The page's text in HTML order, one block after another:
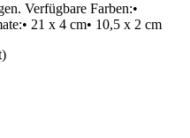
Verfügbare Farben:•
21 x 4 cm• 10,5 x 2 cm